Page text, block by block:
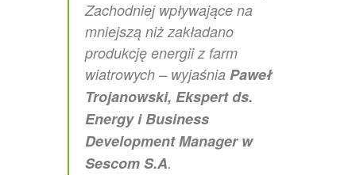
Zachodniej wpływające na
mniejszą niż zakładano
produkcję energii z farm
wiatrowych – wyjaśnia Paweł
Trojanowski, Ekspert ds.
Energy i Business
Development Manager w
Sescom S.A.